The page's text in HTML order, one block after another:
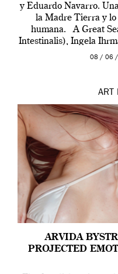
y Eduardo Navarro.
la Madre Tierra y lo
humana. A Great
Intestinalis), Ingela
Madrid
08 / 06
ART
ARVIDA
PROJECTED